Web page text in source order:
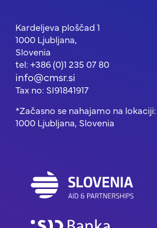
Kardeljeva ploščad 1
1000 Ljubljana,
Slovenia
tel: +386 (0)1 235 07 80
info@cmsr.si
Tax no: SI91841917
*Začasno se nahajamo na lokaciji:
1000 Ljubljana, Slovenia